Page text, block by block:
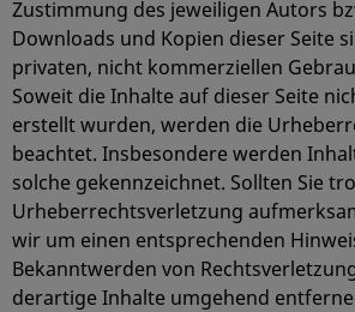
Zustimmung des jeweiligen Autors
Downloads und Kopien dieser Seite
privaten, nicht kommerziellen
Soweit die Inhalte auf dieser Seite
erstellt wurden, werden die
beachtet. Insbesondere werden
solche gekennzeichnet. Sollten Sie
Urheberrechtsverletzung
wir um einen entsprechenden
Bekanntwerden von
derartige Inhalte umgehend